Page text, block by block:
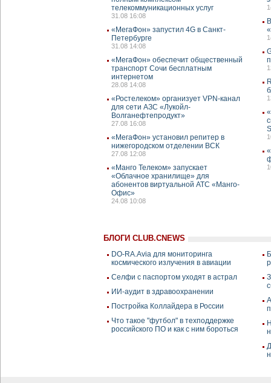
телекоммуникационных услуг
31.08 16:08
«МегаФон» запустил 4G в Санкт-
Петербурге
31.08 14:08
«МегаФон» обеспечит общественный
транспорт Сочи бесплатным
интернетом
28.08 14:08
«Ростелеком» организует VPN-канал
для сети АЗС «Лукойл-
Волганефтепродукт»
27.08 16:08
«МегаФон» установил репитер в
нижегородском отделении ВСК
27.08 12:08
«Манго Телеком» запускает
«Облачное хранилище» для
абонентов виртуальной АТС «Манго-
Офис»
24.08 10:08
БЛОГИ CLUB.CNEWS
DO-RA.Avia для мониторинга
космического излучения в авиации
Селфи с паспортом уходят в астрал
ИИ-аудит в здравоохранении
Постройка Коллайдера в России
Что такое "футбол" в техподдержке
российского ПО и как с ним бороться